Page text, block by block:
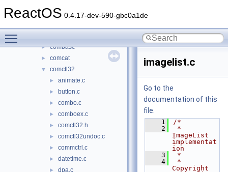
ReactOS 0.4.17-dev-590-gbc0a1de
► cabinet
► combase
► comcat
▼ comctl32
► animate.c
► button.c
► combo.c
► comboex.c
► comctl32.h
► comctl32undoc.c
► commctrl.c
► datetime.c
► dpa.c
imagelist.c
Go to the
documentation of this
file.
    1
/*
    2
*
ImageList
implementat
ion
    3
*
    4
*
Copyright